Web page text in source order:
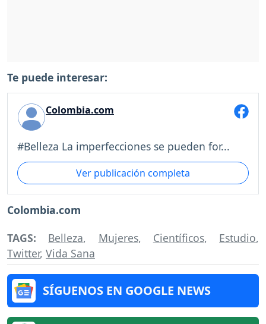
Te puede interesar:
Colombia.com
#Belleza La imperfecciones se pueden for...
Ver publicación completa
Colombia.com
TAGS: Belleza, Mujeres, Científicos, Estudio,
Twitter, Vida Sana
SÍGUENOS EN GOOGLE NEWS